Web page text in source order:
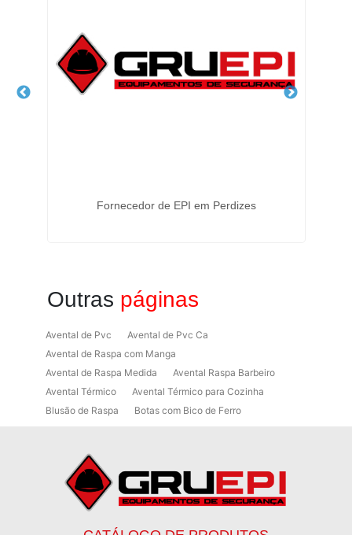
Fornecedor de EPI em Perdizes
Outras páginas
Avental de Pvc
Avental de Pvc Ca
Avental de Raspa com Manga
Avental de Raspa Medida
Avental Raspa Barbeiro
Avental Térmico
Avental Térmico para Cozinha
Blusão de Raspa
Botas com Bico de Ferro
Botinas
Botinas Bico de Ferro
Botinas de Segurança
Botinas de Trabalho
Botinas EPI
Botinas Masculinas para Trabalho